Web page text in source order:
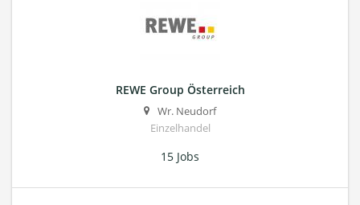
REWE Group Österreich
Wr. Neudorf
Einzelhandel
15 Jobs